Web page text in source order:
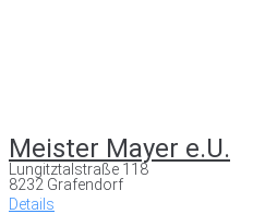
Meister Mayer e.U.
Lungitztalstraße 118
8232 Grafendorf
Details